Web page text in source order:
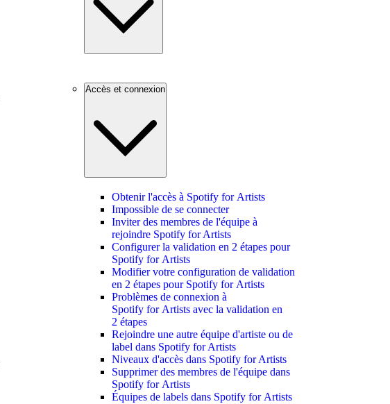
Accès et connexion
Obtenir l'accès à Spotify for Artists
Impossible de se connecter
Inviter des membres de l'équipe à
rejoindre Spotify for Artists
Configurer la validation en 2 étapes pour
Spotify for Artists
Modifier votre configuration de validation
en 2 étapes pour Spotify for Artists
Problèmes de connexion à
Spotify for Artists avec la validation en
2 étapes
Rejoindre une autre équipe d'artiste ou de
label dans Spotify for Artists
Niveaux d'accès dans Spotify for Artists
Supprimer des membres de l'équipe dans
Spotify for Artists
Équipes de labels dans Spotify for Artists